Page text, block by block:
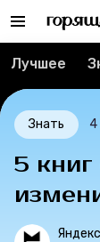
Мерч
О
Лучшее
Знать 4
5